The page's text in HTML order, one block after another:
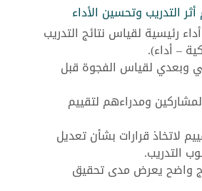
التدريب وتحسين الأداء
رئيسية لقياس نتائج التدريب
– أداء).
وبعدي لقياس الفجوة قبل
ومدراءهم لتقييم
لاتخاذ قرارات بشأن تعديل
التدريب.
واضح يعرض مدى تحقيق